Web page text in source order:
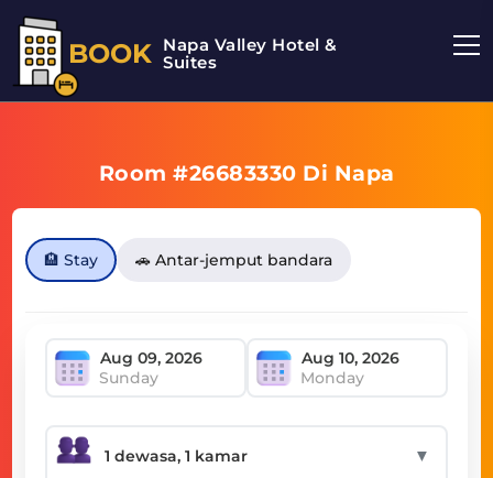
BOOK Napa Valley Hotel &
Suites
Room #26683330 Di Napa
🏨 Stay 🚗 Antar-jemput bandara
Sunday Monday
▼